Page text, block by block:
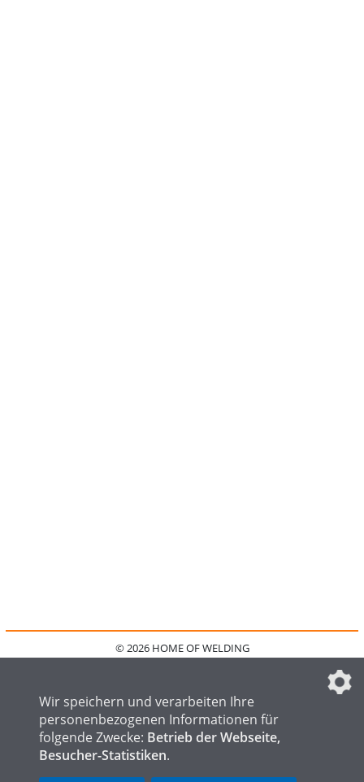
© 2026 HOME OF WELDING
IMPRESSUM
FAQ
DATENSCHUTZEINSTELLUNGEN
Wir speichern und verarbeiten Ihre
personenbezogenen Informationen für
folgende Zwecke: Betrieb der Webseite,
Besucher-Statistiken.